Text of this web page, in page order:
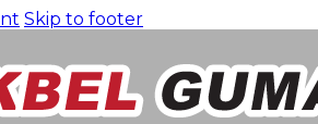
Skip to footer